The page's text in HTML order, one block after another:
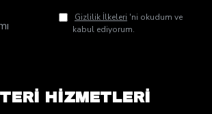
Gizlilik İlkeleri 'ni okudum ve
kabul ediyorum.
HİZMETLERİ